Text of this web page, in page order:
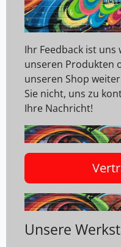
Ihr Feedback ist uns
unseren Produkten
unseren Shop
Sie nicht, uns zu
Ihre Nachricht!
Unsere